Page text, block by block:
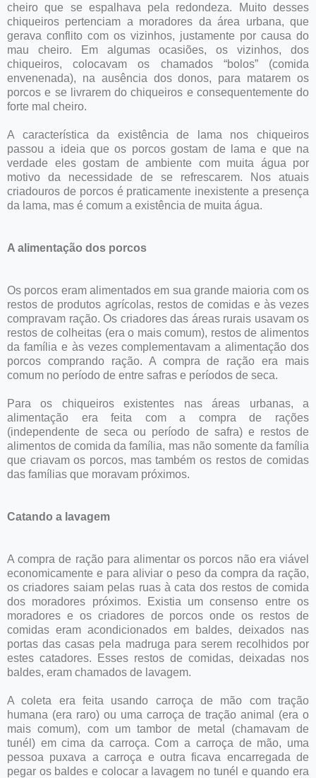
cheiro que se espalhava pela redondeza. Muito desses
chiqueiros pertenciam a moradores da área urbana, que
gerava conflito com os vizinhos, justamente por causa do
mau cheiro. Em algumas ocasiões, os vizinhos, dos
chiqueiros, colocavam os chamados “bolos” (comida
envenenada), na ausência dos donos, para matarem os
porcos e se livrarem do chiqueiros e consequentemente do
forte mal cheiro.
A característica da existência de lama nos chiqueiros
passou a ideia que os porcos gostam de lama e que na
verdade eles gostam de ambiente com muita água por
motivo da necessidade de se refrescarem. Nos atuais
criadouros de porcos é praticamente inexistente a presença
da lama, mas é comum a existência de muita água.
A alimentação dos porcos
Os porcos eram alimentados em sua grande maioria com os
restos de produtos agrícolas, restos de comidas e às vezes
compravam ração. Os criadores das áreas rurais usavam os
restos de colheitas (era o mais comum), restos de alimentos
da família e às vezes complementavam a alimentação dos
porcos comprando ração. A compra de ração era mais
comum no período de entre safras e períodos de seca.
Para os chiqueiros existentes nas áreas urbanas, a
alimentação era feita com a compra de rações
(independente de seca ou período de safra) e restos de
alimentos de comida da família, mas não somente da família
que criavam os porcos, mas também os restos de comidas
das famílias que moravam próximos.
Catando a lavagem
A compra de ração para alimentar os porcos não era viável
economicamente e para aliviar o peso da compra da ração,
os criadores saiam pelas ruas à cata dos restos de comida
dos moradores próximos. Existia um consenso entre os
moradores e os criadores de porcos onde os restos de
comidas eram acondicionados em baldes, deixados nas
portas das casas pela madruga para serem recolhidos por
estes catadores. Esses restos de comidas, deixadas nos
baldes, eram chamados de lavagem.
A coleta era feita usando carroça de mão com tração
humana (era raro) ou uma carroça de tração animal (era o
mais comum), com um tambor de metal (chamavam de
tunél) em cima da carroça. Com a carroça de mão, uma
pessoa puxava a carroça e outra ficava encarregada de
pegar os baldes e colocar a lavagem no tunél e quando era